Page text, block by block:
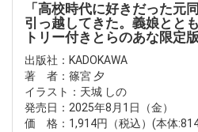
「高校時代に好きだった元
引っ越してきた。義娘とと
トリー付きとらのあな限定版
出版社：KADOKAWA
著 者：篠宮 夕
イラスト：天城 しの
発売日：2025年8月1日（金）
価 格：1,914円（税込）(本体